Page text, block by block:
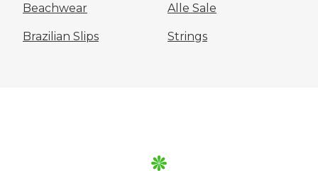
Beachwear Alle Sale
Brazilian Slips Strings